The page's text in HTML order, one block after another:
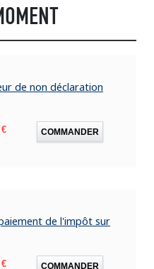
de non déclaration
COMMANDER
de l'impôt sur
COMMANDER